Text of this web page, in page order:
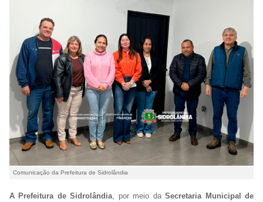
Comunicação da Prefeitura de Sidrolândia
A Prefeitura de Sidrolândia, por meio daSecretaria Municipal de